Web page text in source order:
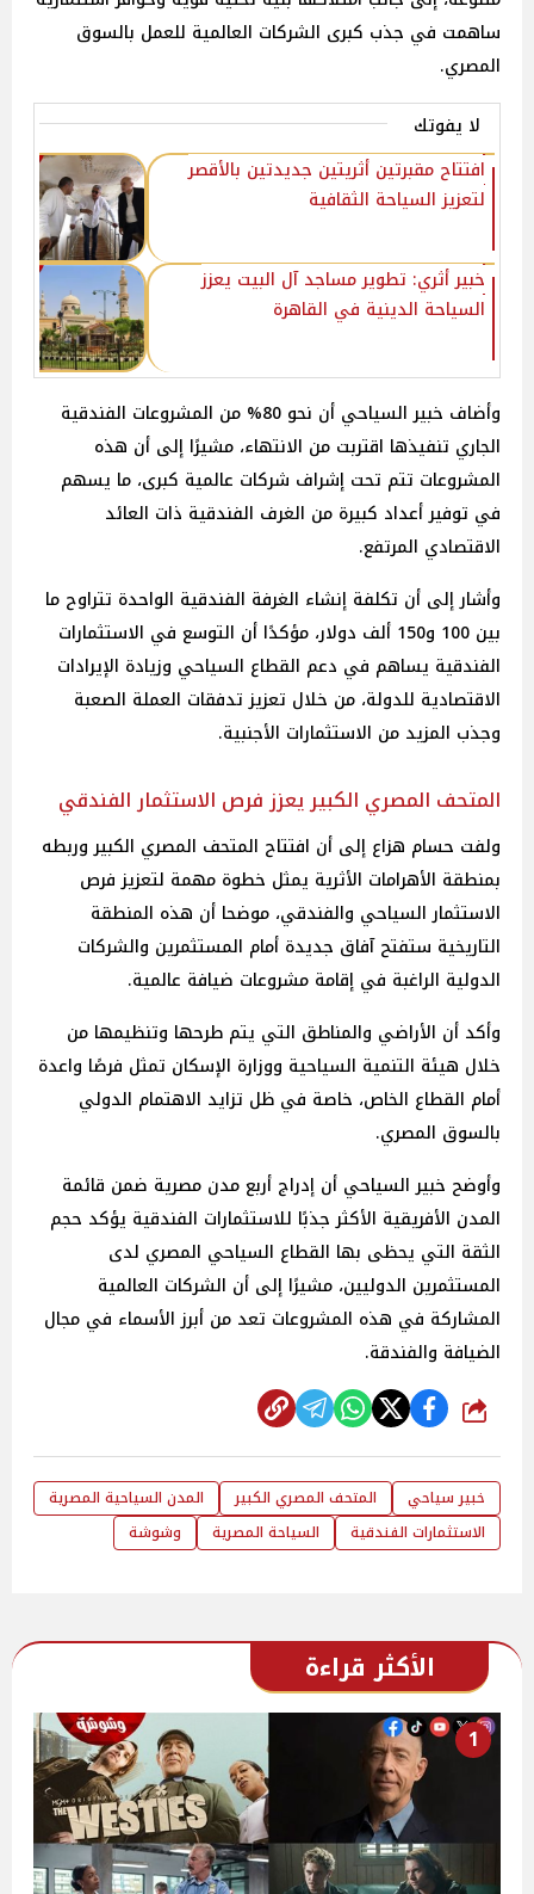
ساهمت في جذب كبرى الشركات العالمية للعمل بالسوق
المصري.
لا يفوتك
افتتاح مقبرتين أثريتين جديدتين بالأقصر
لتعزيز السياحة الثقافية
خبير أثري: تطوير مساجد آل البيت يعزز
السياحة الدينية في القاهرة
وأضاف خبير السياحي أن نحو 80% من المشروعات الفندقية
الجاري تنفيذها اقتربت من الانتهاء، مشيرًا إلى أن هذه
المشروعات تتم تحت إشراف شركات عالمية كبرى، ما يسهم
في توفير أعداد كبيرة من الغرف الفندقية ذات العائد
الاقتصادي المرتفع.
وأشار إلى أن تكلفة إنشاء الغرفة الفندقية الواحدة تتراوح ما
بين 100 و150 ألف دولار، مؤكدًا أن التوسع في الاستثمارات
الفندقية يساهم في دعم القطاع السياحي وزيادة الإيرادات
الاقتصادية للدولة، من خلال تعزيز تدفقات العملة الصعبة
وجذب المزيد من الاستثمارات الأجنبية.
المتحف المصري الكبير يعزز فرص الاستثمار الفندقي
ولفت حسام هزاع إلى أن افتتاح المتحف المصري الكبير وربطه
بمنطقة الأهرامات الأثرية يمثل خطوة مهمة لتعزيز فرص
الاستثمار السياحي والفندقي، موضحا أن هذه المنطقة
التاريخية ستفتح آفاق جديدة أمام المستثمرين والشركات
الدولية الراغبة في إقامة مشروعات ضيافة عالمية.
وأكد أن الأراضي والمناطق التي يتم طرحها وتنظيمها من
خلال هيئة التنمية السياحية ووزارة الإسكان تمثل فرصًا واعدة
أمام القطاع الخاص، خاصة في ظل تزايد الاهتمام الدولي
بالسوق المصري.
وأوضح خبير السياحي أن إدراج أربع مدن مصرية ضمن قائمة
المدن الأفريقية الأكثر جذبًا للاستثمارات الفندقية يؤكد حجم
الثقة التي يحظى بها القطاع السياحي المصري لدى
المستثمرين الدوليين، مشيرًا إلى أن الشركات العالمية
المشاركة في هذه المشروعات تعد من أبرز الأسماء في مجال
الضيافة والفندقة.
شارك
خبير سياحي المتحف المصري الكبير
المدن السياحية المصرية
الاستثمارات الفندقية
السياحة المصرية وشوشة
الأكثر قراءة
1